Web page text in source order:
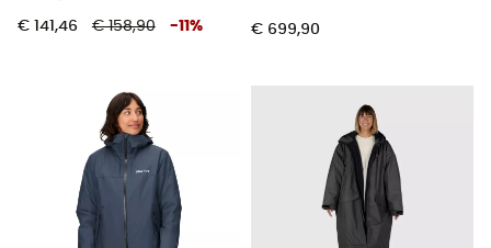
€ 141,46 € 158,90 -11 % € 699,90